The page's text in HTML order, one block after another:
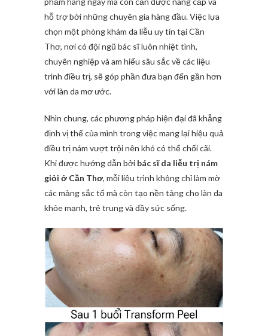
hỗ trợ bởi những chuyên gia hàng đầu. Việc lựa
chọn một phòng khám da liễu uy tín tại Cần
Thơ, nơi có đội ngũ bác sĩ luôn nhiệt tình,
chuyên nghiệp và am hiểu sâu sắc về các liệu
trình điều trị, sẽ góp phần đưa bạn đến gần hơn
với làn da mơ ước.
Nhìn chung, các phương pháp hiện đại đã khẳng
định vị thế của mình trong việc mang lại hiệu quả
điều trị nám vượt trội nên khó có thể chối cãi.
Khi được hướng dẫn bởi bác sĩ da liễu trị nám
giỏi ở Cần Thơ, mỗi liệu trình không chỉ làm mờ
các mảng sắc tố mà còn tạo nền tảng cho làn da
khỏe mạnh, trẻ trung và đầy sức sống.